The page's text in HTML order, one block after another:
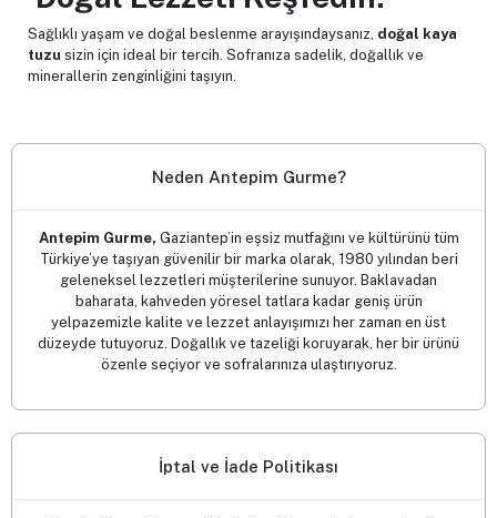
Sağlıklı yaşam ve doğal beslenme arayışındaysanız, doğal kaya
tuzu sizin için ideal bir tercih. Sofranıza sadelik, doğallık ve
minerallerin zenginliğini taşıyın.
Neden Antepim Gurme?
Antepim Gurme, Gaziantep’in eşsiz mutfağını ve kültürünü tüm
Türkiye’ye taşıyan güvenilir bir marka olarak, 1980 yılından beri
geleneksel lezzetleri müşterilerine sunuyor. Baklavadan
baharata, kahveden yöresel tatlara kadar geniş ürün
yelpazemizle kalite ve lezzet anlayışımızı her zaman en üst
düzeyde tutuyoruz. Doğallık ve tazeliği koruyarak, her bir ürünü
özenle seçiyor ve sofralarınıza ulaştırıyoruz.
İptal ve İade Politikası